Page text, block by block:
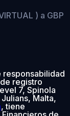
) a GBP
responsabilidad
registro
7, Spinola
Malta,
, tiene